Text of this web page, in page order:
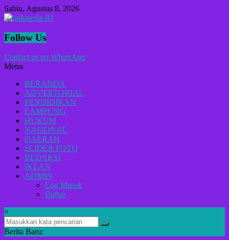
Lompat
ke
Sabtu, Agustus 8, 2026
indonesia
Lugas
Menyikap
Berita,Terpercaya
Dan
Tegas
Follow Us
Contact us on WhatsApp
Menu
BERANDA
ADVERTORIAL
PENDIDIKAN
LAMPUNG
HUKUM
NASIONAL
DAERAH
SLIDER FOTO
REDAKSI
IKLAN
ADMIN
Log Masuk
Daftar
×
Berita Baru: